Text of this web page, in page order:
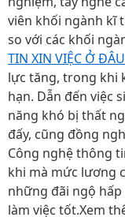
viên khối ngành kĩ
so với các khối
TIN XIN VIỆC Ở
lực tăng, trong khi
hạn. Dẫn đến việc
năng khó bị thất
đấy, cũng đồng
Công nghệ thông
khi mà mức lương
những đãi ngộ
làm việc tốt.Xem